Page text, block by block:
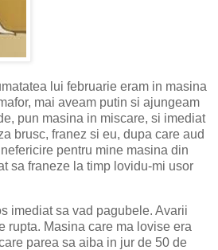
lui februarie eram in masina
mai aveam putin si ajungeam
pun masina in miscare, si imediat
brusc, franez si eu, dupa care aud
pentru mine masina din
sa franeze la timp lovidu-mi usor
imediat sa vad pagubele. Avarii
rupta. Masina care ma lovise era
parea sa aiba in jur de 50 de